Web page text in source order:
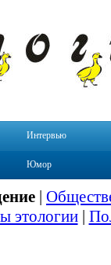
Интервью
Юмор
|
этологии|